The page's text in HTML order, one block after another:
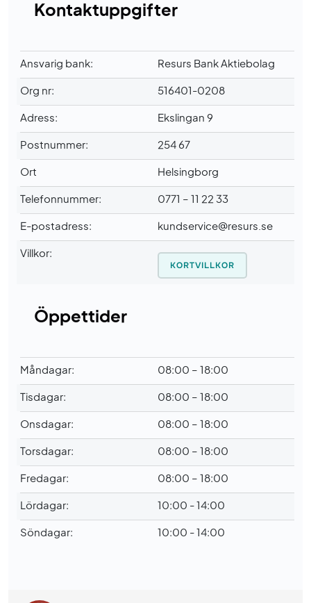
Kontaktuppgifter
Ansvarig bank: Resurs Bank Aktiebolag
Org nr: 516401-0208
Adress: Ekslingan 9
Postnummer: 254 67
Ort Helsingborg
Telefonnummer: 0771 – 11 22 33
E-postadress: kundservice@resurs.se
Villkor:
KORTVILLKOR
Öppettider
Måndagar: 08:00 – 18:00
Tisdagar: 08:00 – 18:00
Onsdagar: 08:00 – 18:00
Torsdagar: 08:00 – 18:00
Fredagar: 08:00 – 18:00
Lördagar: 10:00 - 14:00
Söndagar: 10:00 - 14:00